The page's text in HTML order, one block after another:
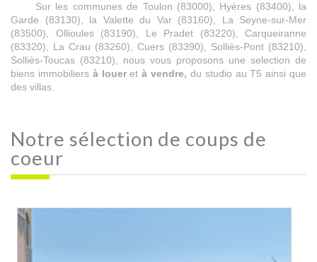
Sur les communes de Toulon (83000), Hyères (83400), la
Garde (83130), la Valette du Var (83160), La Seyne-sur-Mer
(83500), Ollioules (83190), Le Pradet (83220), Carqueiranne
(83320), La Crau (83260), Cuers (83390), Solliès-Pont (83210),
Solliès-Toucas (83210), nous vous proposons une selection de
biens immobiliers à loueretà vendre, du studio au T5 ainsi que
des villas.
Notre sélection de coups de
coeur